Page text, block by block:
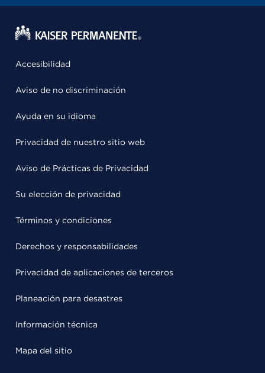
Accesibilidad
Aviso de no discriminación
Ayuda en su idioma
Privacidad de nuestro sitio web
Aviso de Prácticas de Privacidad
Su elección de privacidad
Términos y condiciones
Derechos y responsabilidades
Privacidad de aplicaciones de terceros
Planeación para desastres
Información técnica
Mapa del sitio